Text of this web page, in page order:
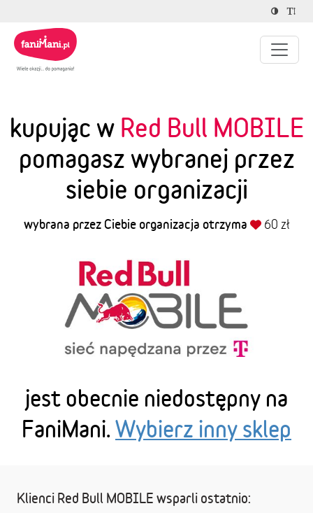
kupując w Red Bull MOBILE
pomagasz wybranej przez
siebie organizacji
wybrana przez Ciebie organizacja otrzyma 60 zł
jest obecnie niedostępny na
FaniMani. Wybierz inny sklep
Klienci Red Bull MOBILE wsparli ostatnio: